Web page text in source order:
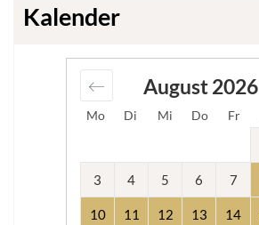
Kalender
Mo Di Mi Do Fr
August2026
3 4 5 6 7
10 11 12 13 14